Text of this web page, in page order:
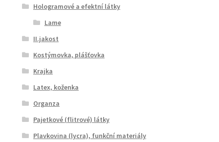
Hologramové a efektní látky
Lame
II.jakost
Kostýmovka, plášťovka
Krajka
Latex, koženka
Organza
Pajetkové (flitrové) látky
Plavkovina (lycra), funkční materiály